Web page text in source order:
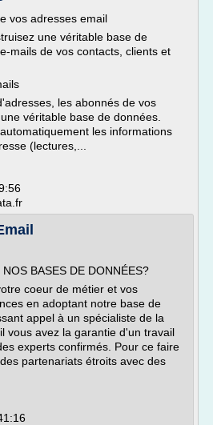
vos adresses email
une véritable base de
mails de vos contacts, clients et
les abonnés de vos
véritable base de données.
les informations
(lectures,...
BASES DE DONNÉES?
coeur de métier et vos
en adoptant notre base de
appel à un spécialiste de la
vous avez la garantie d'un travail
experts confirmés. Pour ce faire
partenariats étroits avec des